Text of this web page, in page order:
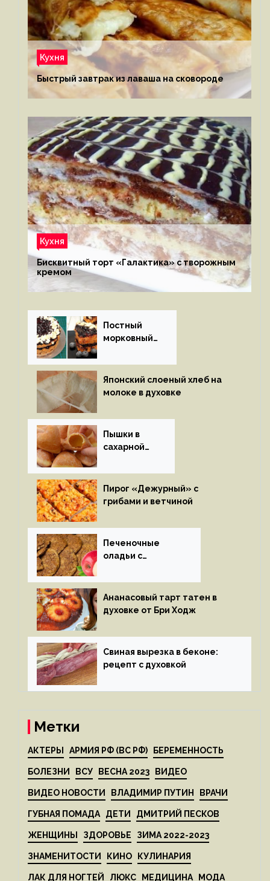
Кухня
Быстрый завтрак из лаваша на сковороде
Кухня
Бисквитный торт «Галактика» с творожным
кремом
Постный
морковный
Японский слоеный хлеб на
молоке в духовке
Пышки в
сахарной
Пирог «Дежурный» с
грибами и ветчиной
Печеночные
оладьи с
Ананасовый тарт татен в
духовке от Бри Ходж
Свиная вырезка в беконе:
рецепт с духовкой
Метки
АКТЕРЫ АРМИЯ РФ (ВС РФ) БЕРЕМЕННОСТЬ
БОЛЕЗНИ ВСУ ВЕСНА 2023 ВИДЕО
ВИДЕО НОВОСТИ ВЛАДИМИР ПУТИН ВРАЧИ
ГУБНАЯ ПОМАДА ДЕТИ ДМИТРИЙ ПЕСКОВ
ЖЕНЩИНЫ ЗДОРОВЬЕ ЗИМА 2022-2023
ЗНАМЕНИТОСТИ КИНО КУЛИНАРИЯ
ЛАК ДЛЯ НОГТЕЙ ЛЮКС МЕДИЦИНА МОДА